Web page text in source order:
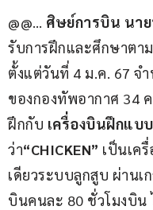
@@… ศิษย์การบิน นา
รับการฝึกและศึกษาตา
ตั้งแต่วันที่ 4 ม.ค. 67 จ
ของกองทัพอากาศ 34
ฝึกกับ เครื่องบินฝึกแบ
ว่า“CHICKEN” เป็นเค
เดียวระบบลูกสูบ ผ่าน
บินคนละ 80 ชั่วโมงบิ